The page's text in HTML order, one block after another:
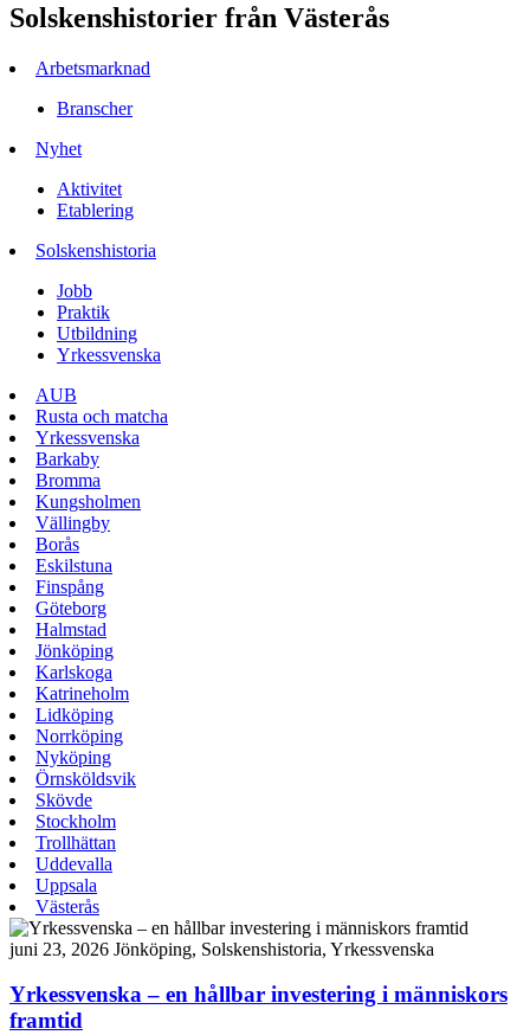
Solskenshistorier från Västerås
Arbetsmarknad
Branscher
Nyhet
Aktivitet
Etablering
Solskenshistoria
Jobb
Praktik
Utbildning
Yrkessvenska
AUB
Rusta och matcha
Yrkessvenska
Barkaby
Bromma
Kungsholmen
Vällingby
Borås
Eskilstuna
Finspång
Göteborg
Halmstad
Jönköping
Karlskoga
Katrineholm
Lidköping
Norrköping
Nyköping
Örnsköldsvik
Skövde
Stockholm
Trollhättan
Uddevalla
Uppsala
Västerås
juni 23, 2026 Jönköping, Solskenshistoria, Yrkessvenska
Yrkessvenska – en hållbar investering i människors
framtid